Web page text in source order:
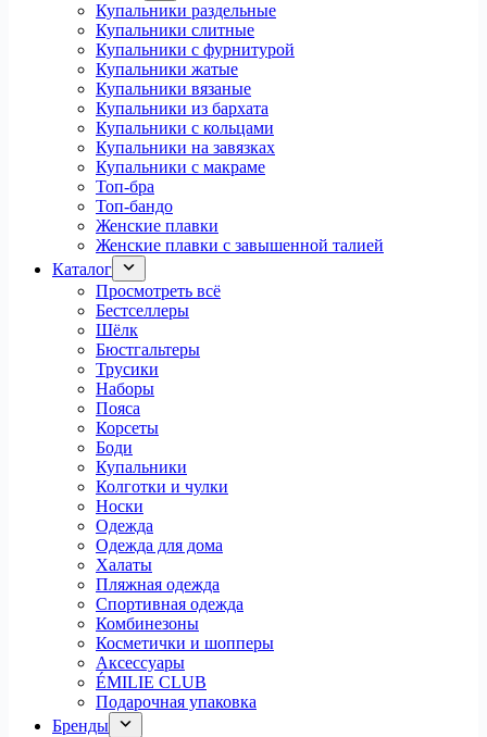
Купальники раздельные
Купальники слитные
Купальники с фурнитурой
Купальники жатые
Купальники вязаные
Купальники из бархата
Купальники с кольцами
Купальники на завязках
Купальники с макраме
Топ-бра
Топ-бандо
Женские плавки
Женские плавки с завышенной талией
Каталог
Просмотреть всё
Бестселлеры
Шёлк
Бюстгальтеры
Трусики
Наборы
Пояса
Корсеты
Боди
Купальники
Колготки и чулки
Носки
Одежда
Одежда для дома
Халаты
Пляжная одежда
Спортивная одежда
Комбинезоны
Косметички и шопперы
Аксессуары
ÉMILIE CLUB
Подарочная упаковка
Бренды